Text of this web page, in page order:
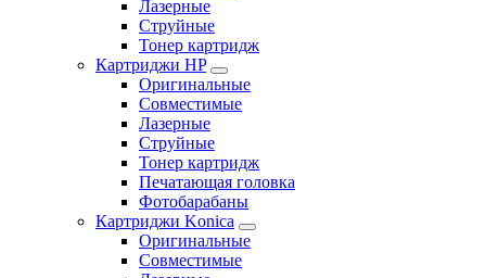
Лазерные
Струйные
Тонер картридж
Картриджи HP
Оригинальные
Совместимые
Лазерные
Струйные
Тонер картридж
Печатающая головка
Фотобарабаны
Картриджи Konica
Оригинальные
Совместимые